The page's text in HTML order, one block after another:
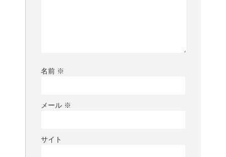
名前 ※
メール ※
サイト